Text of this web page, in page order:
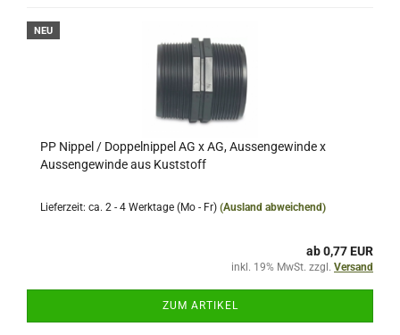
NEU
PP Nippel / Doppelnippel AG x AG, Aussengewinde x
Aussengewinde aus Kuststoff
Lieferzeit: ca. 2 - 4 Werktage (Mo - Fr) (Ausland abweichend)
ab 0,77 EUR
inkl. 19% MwSt. zzgl. Versand
ZUM ARTIKEL